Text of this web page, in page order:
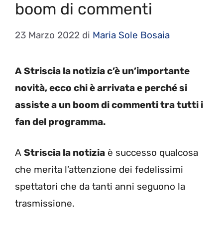
boom di commenti
23 Marzo 2022 di Maria Sole Bosaia
A Striscia la notizia c’è un’importante
novità, ecco chi è arrivata e perché si
assiste a un boom di commenti tra tutti i
fan del programma.
A Striscia la notizia è successo qualcosa
che merita l’attenzione dei fedelissimi
spettatori che da tanti anni seguono la
trasmissione.